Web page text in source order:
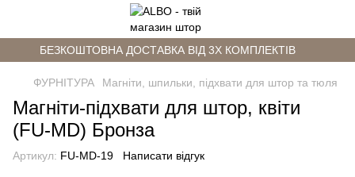
БЕЗКОШТОВНА ДОСТАВКА ВІД 3Х КОМПЛЕКТІВ
ФУРНІТУРА Магніти, шпильки, підхвати для штор та тюля
Магніти-підхвати для штор, квіти
(FU-MD) Бронза
Артикул: FU-MD-19 Написати відгук